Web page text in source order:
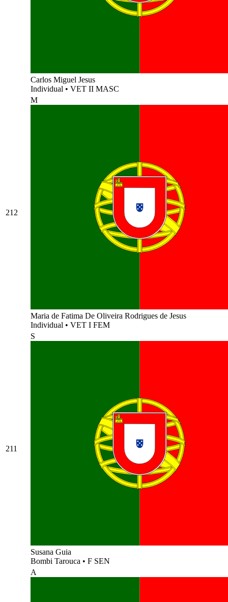
Carlos Miguel Jesus
Individual • VET II MASC
212
M
Maria de Fatima De Oliveira Rodrigues de Jesus
Individual • VET I FEM
211
S
Susana Guia
Bombi Tarouca • F SEN
A